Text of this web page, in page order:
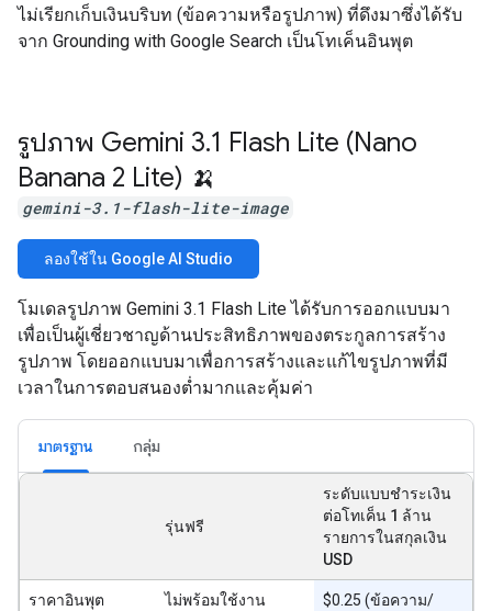
ไม่เรียกเก็บเงินบริบท (ข้อความหรือรูปภาพ) ที่ดึงมาซึ่งได้รับ
จาก Grounding with Google Search เป็นโทเค็นอินพุต
รูปภาพ Gemini 3.1 Flash Lite (Nano
Banana 2 Lite) 🍌
gemini-3.1-flash-lite-image
ลองใช้ใน Google AI Studio
โมเดลรูปภาพ Gemini 3.1 Flash Lite ได้รับการออกแบบมา
เพื่อเป็นผู้เชี่ยวชาญด้านประสิทธิภาพของตระกูลการสร้าง
รูปภาพ โดยออกแบบมาเพื่อการสร้างและแก้ไขรูปภาพที่มี
เวลาในการตอบสนองต่ำมากและคุ้มค่า
มาตรฐาน กลุ่ม
รุ่นฟรี
ระดับแบบชำระเงิน
ต่อโทเค็น 1 ล้าน
รายการในสกุลเงิน
USD
ราคาอินพุต ไม่พร้อมใช้งาน
$0.25 (ข้อความ/